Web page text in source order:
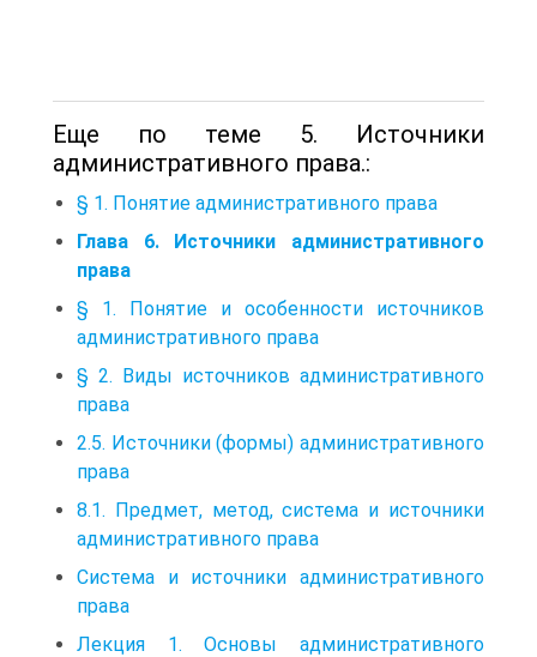
Еще по теме 5. Источники
административного права.:
§ 1. Понятие административного права
Глава 6. Источники административного
права
§ 1. Понятие и особенности источников
административного права
§ 2. Виды источников административного
права
2.5. Источники (формы) административного
права
8.1. Предмет, метод, система и источники
административного права
Система и источники административного
права
Лекция 1. Основы административного